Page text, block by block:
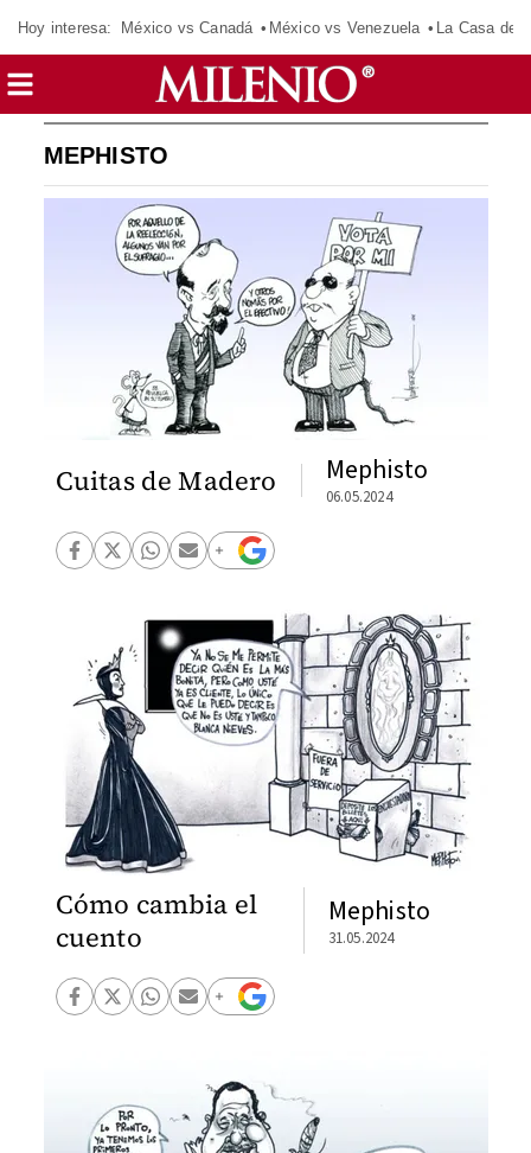
Hoy interesa: México vs Canadá México vs Venezuela La Casa de
MEPHISTO
Cuitas de Madero Mephisto
06.05.2024
Cómo cambia el
cuento
Mephisto
31.05.2024